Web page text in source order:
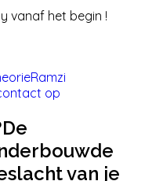
vanaf het begin !
Ramzi
op
De
van je